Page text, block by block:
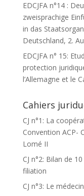
EDCJFA n°14 :
zweisprachige
in das
Deutschland, 2.
EDCJFA n° 15:
protection
l’Allemagne et le
Cahiers
CJ n°1: La
Convention ACP-
Lomé II
CJ n°2: Bilan de
filiation
CJ n°3: Le